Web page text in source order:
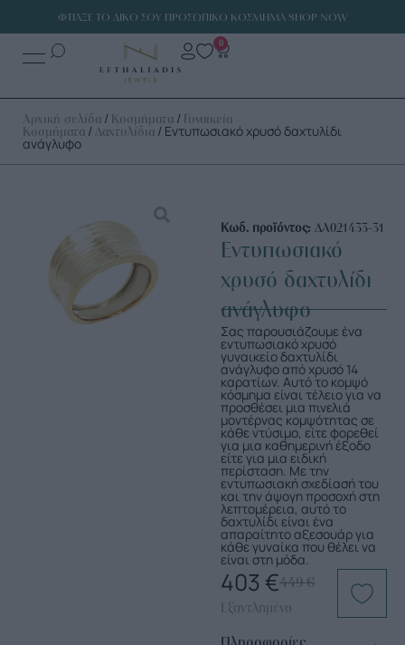
ΦΤΙΑΞΕ ΤΟ ΔΙΚΟ ΣΟΥ ΠΡΟΣΩΠΙΚΟ ΚΟΣΜΗΜΑ SHOP NOW
0
Αρχική σελίδα / Κοσμήματα / Γυναικεία
Κοσμήματα / Δαχτυλίδια / Εντυπωσιακό χρυσό δαχτυλίδι
ανάγλυφο
Κωδ. προϊόντος: ΔΑ021433-31
Εντυπωσιακό
χρυσό δαχτυλίδι
ανάγλυφο
Σας παρουσιάζουμε ένα
εντυπωσιακό χρυσό
γυναικείο δαχτυλίδι
ανάγλυφο από χρυσό 14
καρατίων. Αυτό το κομψό
κόσμημα είναι τέλειο για να
προσθέσει μια πινελιά
μοντέρνας κομψότητας σε
κάθε ντύσιμο, είτε φορεθεί
για μια καθημερινή έξοδο
είτε για μια ειδική
περίσταση. Με την
εντυπωσιακή σχεδίασή του
και την άψογη προσοχή στη
λεπτομέρεια, αυτό το
δαχτυλίδι είναι ένα
απαραίτητο αξεσουάρ για
κάθε γυναίκα που θέλει να
είναι στη μόδα.
449€
403 €
Εξαντλημένο